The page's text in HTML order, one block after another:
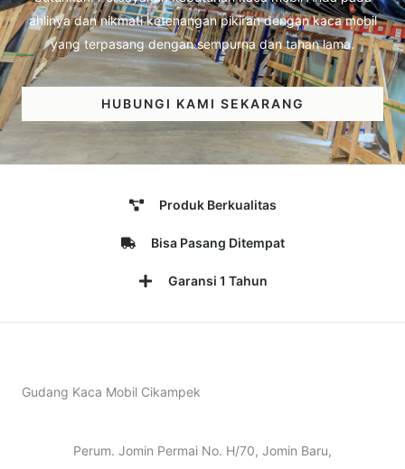
ahlinya dan nikmati ketenangan pikiran dengan kaca mobil
yang terpasang dengan sempurna dan tahan lama.
HUBUNGI KAMI SEKARANG
Produk Berkualitas
Bisa Pasang Ditempat
Garansi 1 Tahun
Gudang Kaca Mobil Cikampek
Perum. Jomin Permai No. H/70, Jomin Baru,